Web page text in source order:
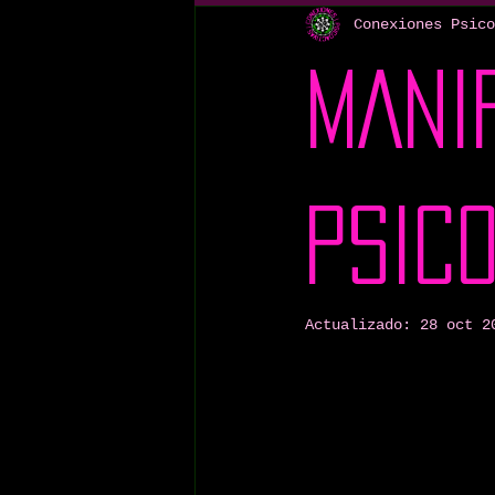
Información
Políticas de Drogas
Conexiones
Actualizado: 28 oct